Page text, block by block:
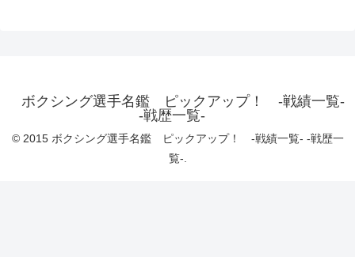
ボクシング選手名鑑 ピックアップ！ -戦績一覧-
-戦歴一覧-
© 2015 ボクシング選手名鑑 ピックアップ！ -戦績一覧- -戦歴一
覧-.